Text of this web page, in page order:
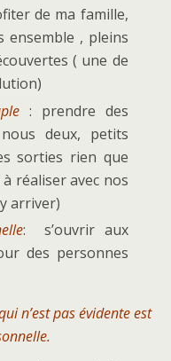
de ma famille,
ensemble , pleins
( une de
: prendre des
deux, petits
sorties rien que
réaliser avec nos
arriver)
: s’ouvrir aux
des personnes
n’est pas évidente est